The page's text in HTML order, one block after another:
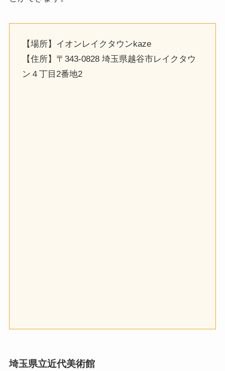
【場所】イオンレイクタウンkaze
【住所】〒343-0828 埼玉県越谷市レイクタウ
ン４丁目2番地2
埼玉県立近代美術館